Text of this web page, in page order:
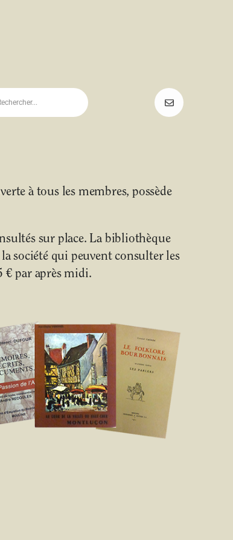
à tous les membres, possède
sur place. La bibliothèque
société qui peuvent consulter les
€ par après midi.